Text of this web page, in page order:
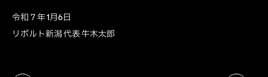
令和７年 1月6日
リボルト新潟 代表 牛木太郎